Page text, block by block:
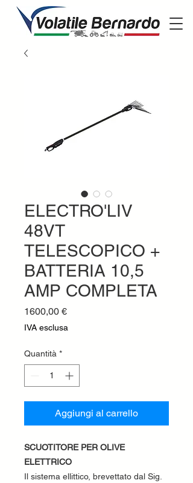
ELECTRO'LIV
48VT
TELESCOPICO +
BATTERIA 10,5
AMP COMPLETA
1600,00 €Prezzo
IVA esclusa
Quantità *
Aggiungi al carrello
SCUOTITORE PER OLIVE
ELETTRICO
Il sistema ellittico, brevettato dal Sig.